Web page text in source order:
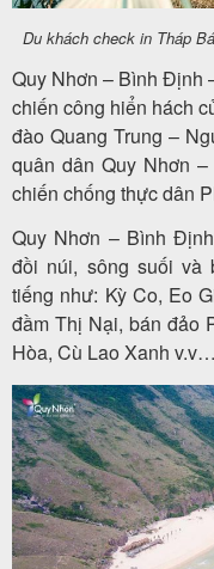
Du khách check in Tháp
Quy Nhơn – Bình Định
chiến công hiển hách
đào Quang Trung –
quân dân Quy Nhơn
chiến chống thực dân
Quy Nhơn – Bình
đồi núi, sông suối và
tiếng như: Kỳ Co, Eo
đầm Thị Nại, bán đảo
Hòa, Cù Lao Xanh v.v…